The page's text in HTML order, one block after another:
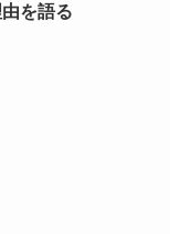
を語る